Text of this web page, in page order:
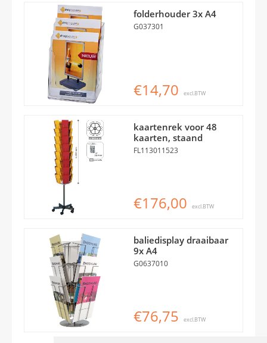
folderhouder 3x A4
G037301
€14,70 excl.BTW
kaartenrek voor 48
kaarten, staand
FL113011523
€176,00 excl.BTW
baliedisplay draaibaar
9x A4
G0637010
€76,75 excl.BTW